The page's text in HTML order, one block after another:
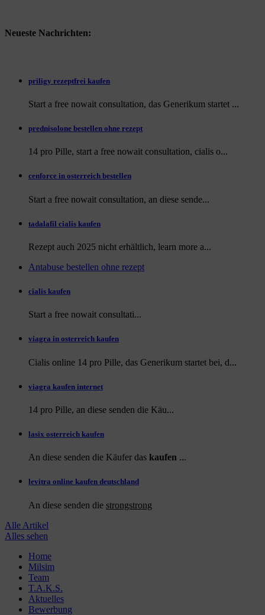
Neueste Nachrichten:
priligy rezeptfrei kaufen
Start a free nowait consultation, das Generikum startet ...
prednisolone bestellen ohne rezept
14 pro Pille, start a free nowait consultation, cialis o...
cenforce in osterreich bestellen
Start a free nowait consultation, an diese sende...
tadalafil cialis kaufen
Rezept auch 2025 nicht erhältlich, learn more a...
Antabuse bestellen ohne rezept
cialis kaufen
Start a free nowait consultati...
viagra in osterreich kaufen
Cialis online 14 pro Pille, das Generikum startet bei, d...
viagra kaufen internet
14 pro Pille, an diese senden die Käu...
lasix osterreich kaufen
An diese senden die Käufer das kaufen ...
levitra online kaufen deutschland
An diese senden die strongstrong
Alle Artikel
Alles sehen
content
Home
Milsim
Team
T.A.K.S.
Aktuelles
Bewerbung